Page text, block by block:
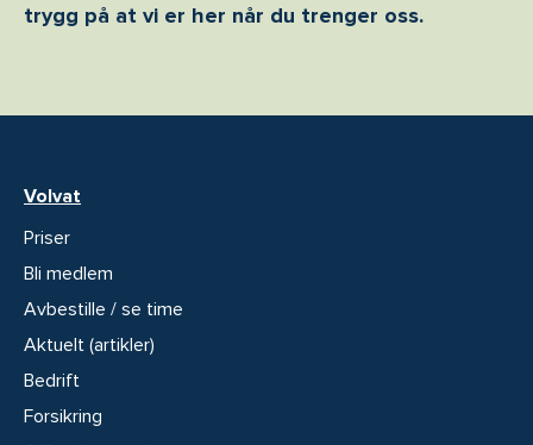
trygg på at vi er her når du trenger oss.
Volvat
Priser
Bli medlem
Avbestille / se time
Aktuelt (artikler)
Bedrift
Forsikring